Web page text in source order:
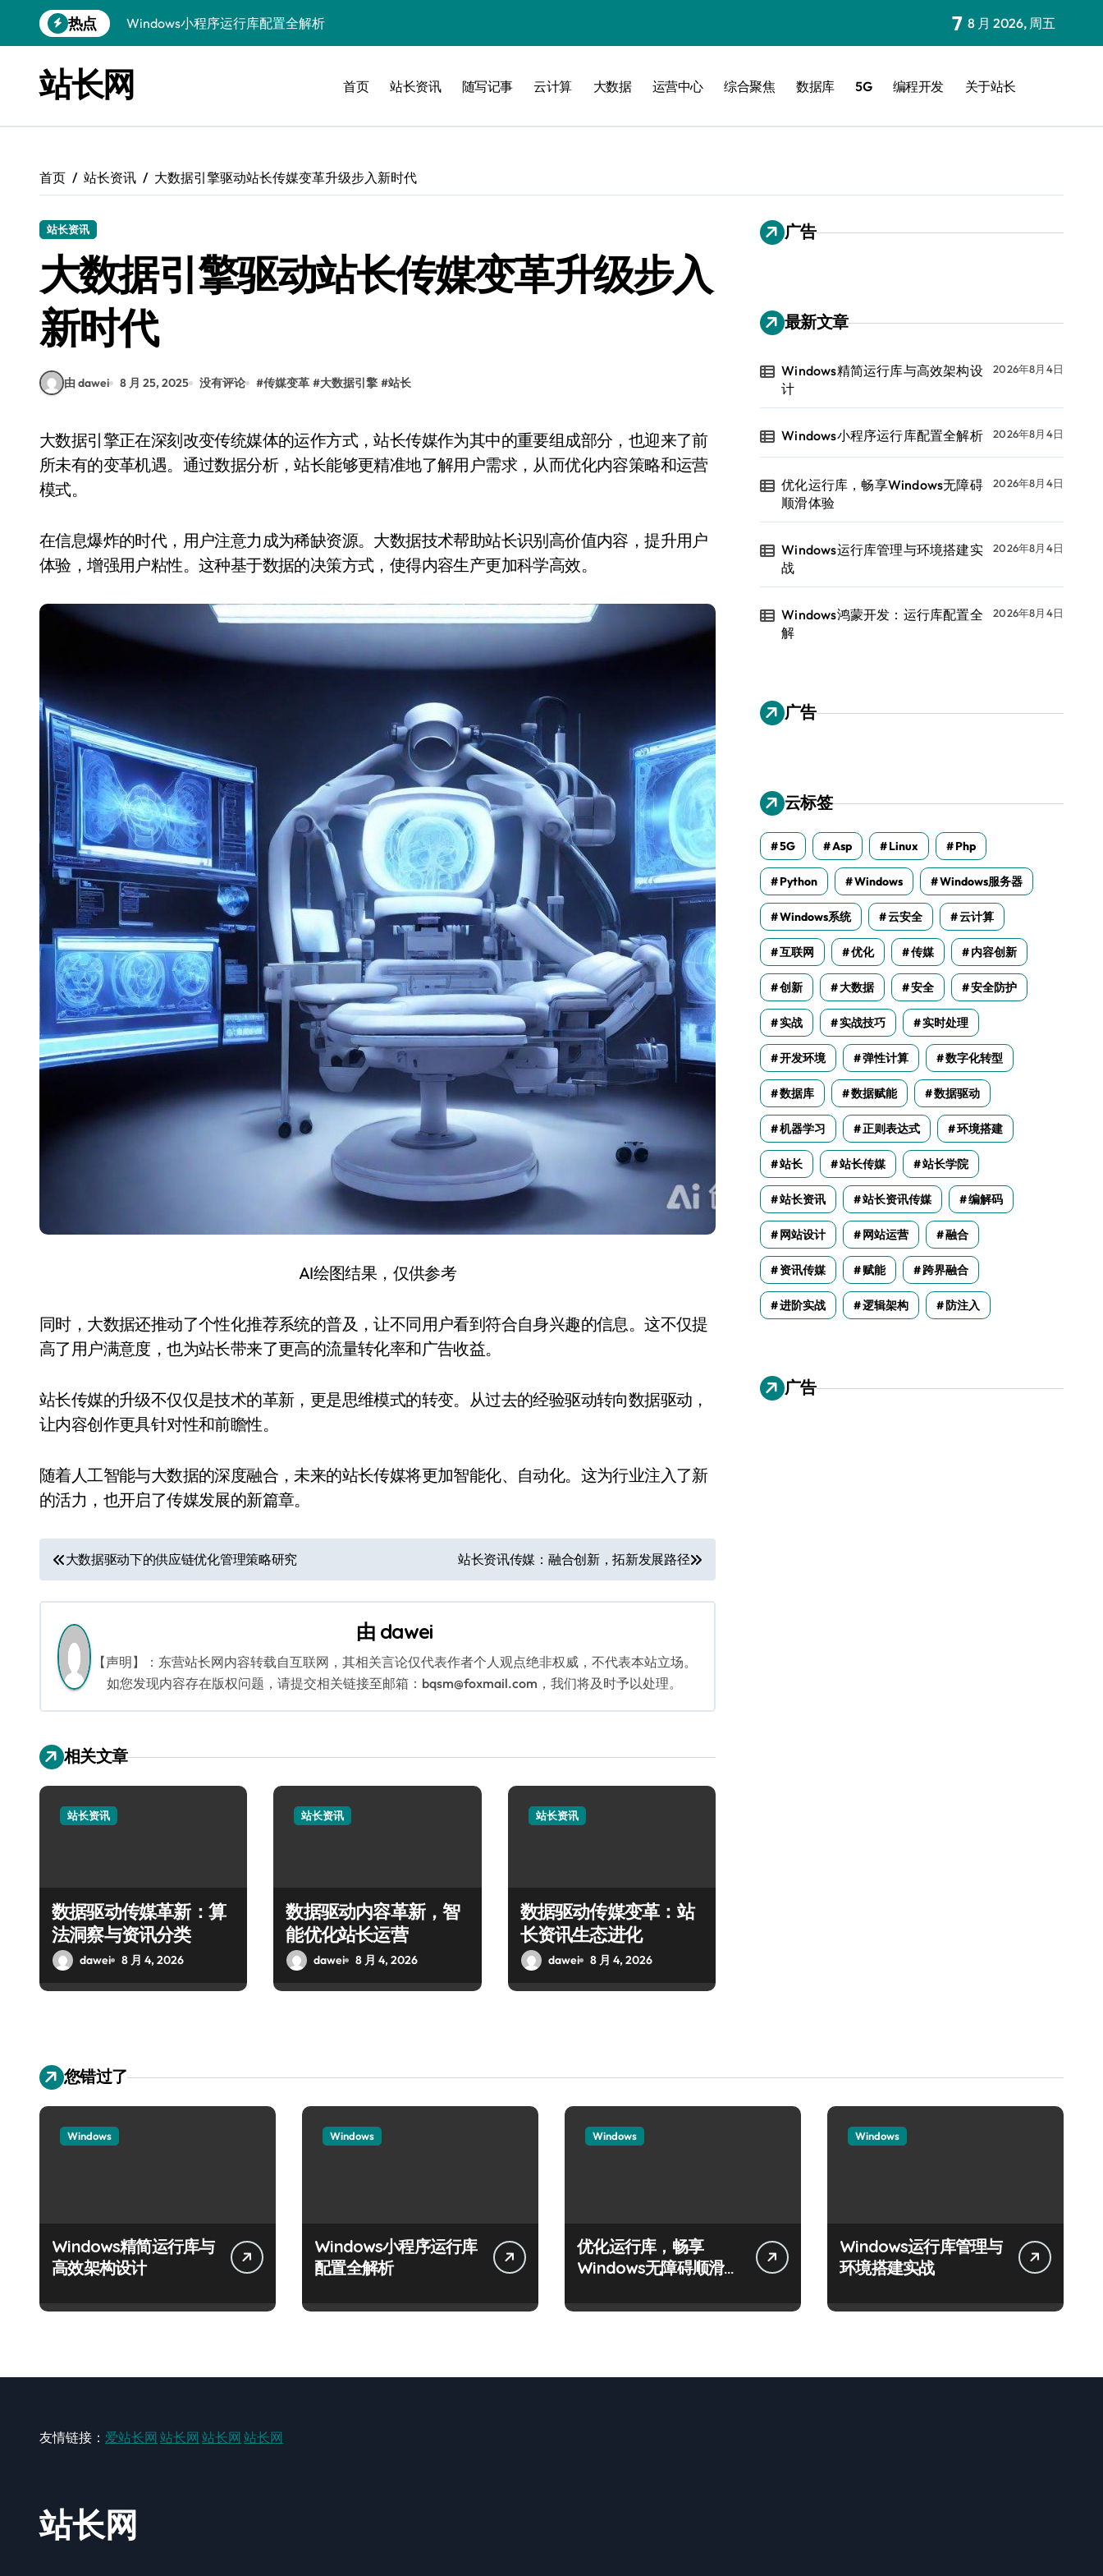
到
热点
优化运行库，畅享Windows无障碍顺滑体验
Windows鸿蒙开发：运行库配置全解
Windows嵌入式开发环境搭建与运行库优化
Linux环境优化与数据库调优实战
Linux下计算机视觉数据库配置与优化
Windows精简运行库与高效架构设计
7 8 月 2026, 周五
站长网 首页 站长资讯 随写记事 云计算 大数据 运营中心 综合聚焦 数据库 5G 编程开发 关于站长
首页 站长资讯 大数据引擎驱动站长传媒变革升级步入新时代
站长资讯
大数据引擎驱动站长传媒变革升级步入
新时代
由 dawei 8 月 25, 2025 没有评论 #传媒变革 #大数据引擎 #站长
大数据引擎正在深刻改变传统媒体的运作方式，站长传媒作为其中的重要组成部分，也迎来了前
所未有的变革机遇。通过数据分析，站长能够更精准地了解用户需求，从而优化内容策略和运营
模式。
在信息爆炸的时代，用户注意力成为稀缺资源。大数据技术帮助站长识别高价值内容，提升用户
体验，增强用户粘性。这种基于数据的决策方式，使得内容生产更加科学高效。
AI绘图结果，仅供参考
同时，大数据还推动了个性化推荐系统的普及，让不同用户看到符合自身兴趣的信息。这不仅提
高了用户满意度，也为站长带来了更高的流量转化率和广告收益。
站长传媒的升级不仅仅是技术的革新，更是思维模式的转变。从过去的经验驱动转向数据驱动，
让内容创作更具针对性和前瞻性。
随着人工智能与大数据的深度融合，未来的站长传媒将更加智能化、自动化。这为行业注入了新
的活力，也开启了传媒发展的新篇章。
文
章
导
航
大数据驱动下的供应链优化管理策略研究 站长资讯传媒：融合创新，拓新发展路径
由 dawei
【声明】：东营站长网内容转载自互联网，其相关言论仅代表作者个人观点绝非权威，不代表本站立场。
如您发现内容存在版权问题，请提交相关链接至邮箱：bqsm@foxmail.com，我们将及时予以处理。
相关文章
站长资讯
数据驱动传媒革新：算
法洞察与资讯分类
dawei 8 月 4, 2026
站长资讯
数据驱动内容革新，智
能优化站长运营
dawei 8 月 4, 2026
站长资讯
数据驱动传媒变革：站
长资讯生态进化
dawei 8 月 4, 2026
广告
最新文章
Windows精简运行库与高效架构设
计
2026年8月4日
Windows小程序运行库配置全解析 2026年8月4日
优化运行库，畅享Windows无障碍
顺滑体验
2026年8月4日
Windows运行库管理与环境搭建实
战
2026年8月4日
Windows鸿蒙开发：运行库配置全
解
2026年8月4日
广告
云标签
5G Asp Linux Php
Python Windows Windows服务器
Windows系统 云安全 云计算
互联网 优化 传媒 内容创新
创新 大数据 安全 安全防护
实战 实战技巧 实时处理
开发环境 弹性计算 数字化转型
数据库 数据赋能 数据驱动
机器学习 正则表达式 环境搭建
站长 站长传媒 站长学院
站长资讯 站长资讯传媒 编解码
网站设计 网站运营 融合
资讯传媒 赋能 跨界融合
进阶实战 逻辑架构 防注入
广告
您错过了
Windows
Windows精简运行库与
高效架构设计
Windows
Windows小程序运行库
配置全解析
Windows
优化运行库，畅享
Windows无障碍顺滑体
Windows
Windows运行库管理与
环境搭建实战
友情链接： 爱站长网 站长网 站长网 站长网
站长网